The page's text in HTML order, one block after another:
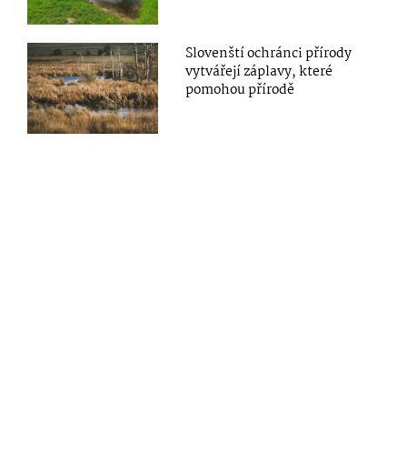
Slovenští ochránci přírody
vytvářejí záplavy, které
pomohou přírodě